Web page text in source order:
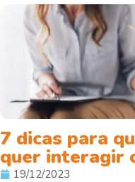
7 dicas para
quer interagir
19/12/2023